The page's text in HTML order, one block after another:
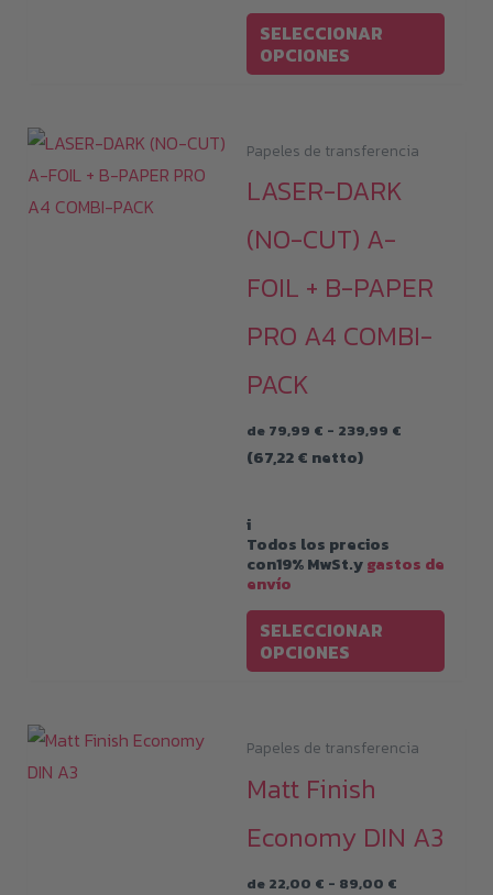
SELECCIONAR
OPCIONES
Este
Papeles de transferencia
LASER-DARK
(NO-CUT) A-
FOIL + B-PAPER
PRO A4 COMBI-
PACK
de 79,99 € - 239,99 €
(67,22€ netto)
i
Todos los precios
con19% MwSt.ygastos de
envío
SELECCIONAR
OPCIONES
Este
Papeles de transferencia
Matt Finish
Economy DIN A3
de 22,00 € - 89,00 €